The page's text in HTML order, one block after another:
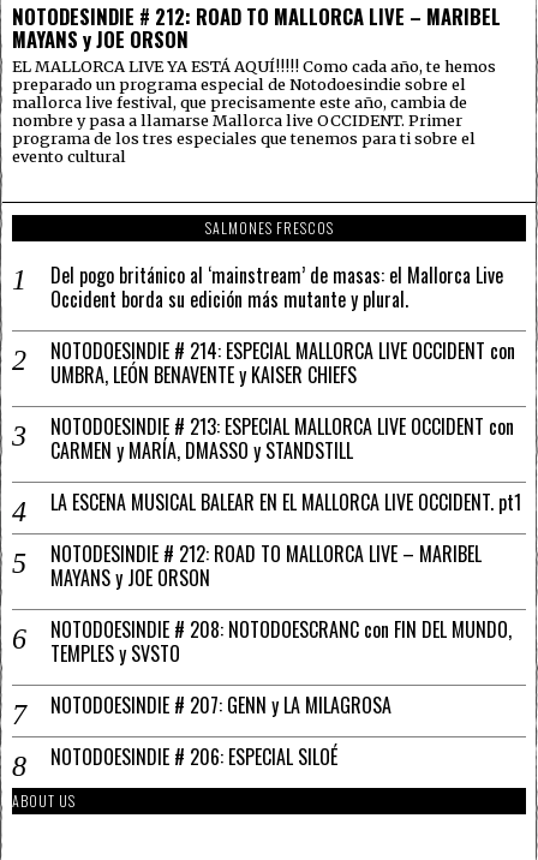
NOTODESINDIE # 212: ROAD TO MALLORCA LIVE – MARIBEL
MAYANS y JOE ORSON
EL MALLORCA LIVE YA ESTÁ AQUÍ!!!!! Como cada año, te hemos
preparado un programa especial de Notodoesindie sobre el
mallorca live festival, que precisamente este año, cambia de
nombre y pasa a llamarse Mallorca live OCCIDENT. Primer
programa de los tres especiales que tenemos para ti sobre el
evento cultural
SALMONES FRESCOS
Del pogo británico al ‘mainstream’ de masas: el Mallorca Live
Occident borda su edición más mutante y plural.
NOTODOESINDIE # 214: ESPECIAL MALLORCA LIVE OCCIDENT con
UMBRA, LEÓN BENAVENTE y KAISER CHIEFS
NOTODOESINDIE # 213: ESPECIAL MALLORCA LIVE OCCIDENT con
CARMEN y MARÍA, DMASSO y STANDSTILL
LA ESCENA MUSICAL BALEAR EN EL MALLORCA LIVE OCCIDENT. pt1
NOTODESINDIE # 212: ROAD TO MALLORCA LIVE – MARIBEL
MAYANS y JOE ORSON
NOTODOESINDIE # 208: NOTODOESCRANC con FIN DEL MUNDO,
TEMPLES y SVSTO
NOTODOESINDIE # 207: GENN y LA MILAGROSA
NOTODOESINDIE # 206: ESPECIAL SILOÉ
ABOUT US